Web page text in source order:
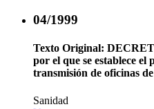
04/1999
Texto Original:
por el que se establece
transmisión de oficinas
Sanidad